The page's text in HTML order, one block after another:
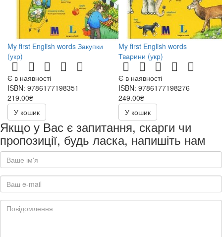
My first English words Закупки
(укр)
Є в наявності
ISBN: 9786177198351
219.00₴
У кошик
My first English words
Тварини (укр)
Є в наявності
ISBN: 9786177198276
249.00₴
У кошик
Якщо у Вас є запитання, скарги чи
пропозиції, будь ласка, напишіть нам